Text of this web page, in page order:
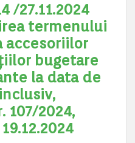
/27.11.2024
termenului
accesoriilor
bugetare
la data de
107/2024,